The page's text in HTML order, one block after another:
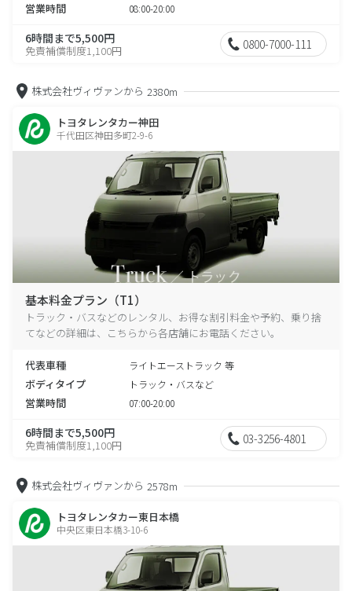
営業時間 08:00-20:00
6時間まで5,500円
免責補償制度1,100円 0800-7000-111
株式会社ヴィヴァンから 2380m
トヨタレンタカー神田
千代田区神田多町2-9-6
基本料金プラン（T1）
トラック・バスなどのレンタル、お得な割引料金や予約、乗り捨
てなどの詳細は、こちらから各店舗にお電話ください。
代表車種 ライトエーストラック 等
ボディタイプ トラック・バスなど
営業時間 07:00-20:00
6時間まで5,500円
免責補償制度1,100円 03-3256-4801
株式会社ヴィヴァンから 2578m
トヨタレンタカー東日本橋
中央区東日本橋3-10-6